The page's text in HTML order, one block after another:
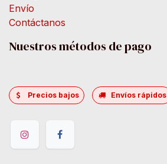
Envío
Contáctanos
Nuestros métodos de pago
Precios bajos Envíos rápidos